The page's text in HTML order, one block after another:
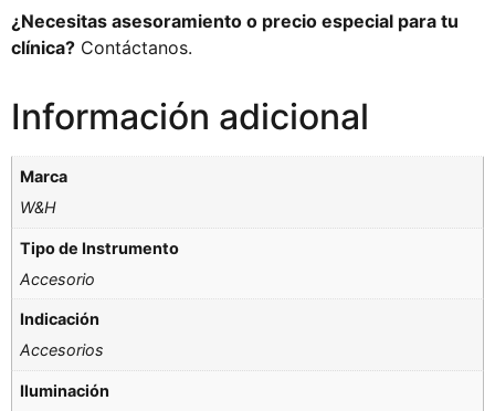
¿Necesitas asesoramiento o precio especial para tu
clínica? Contáctanos.
Información adicional
Marca
W&H
Tipo de Instrumento
Accesorio
Indicación
Accesorios
Iluminación